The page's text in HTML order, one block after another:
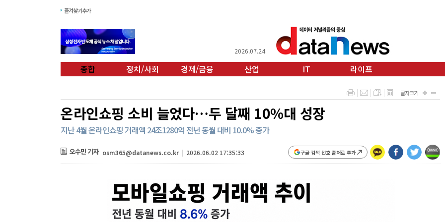
즐겨찾기추가
2026.07.24
종합 정치/사회 경제/금융 산업 IT 라이프
온라인쇼핑 소비 늘었다…두 달째 10%대 성장
지난 4월 온라인쇼핑 거래액 24조1280억 전년 동월 대비 10.0% 증가
구글 검색 선호 출처로 추가
오수민 기자 osm365@datanews.co.kr | 2026.06.02 17:35:33
글자크기